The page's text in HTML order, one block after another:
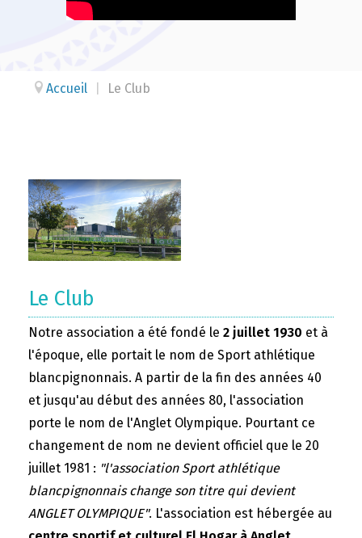
Accueil Le Club
Le Club
Notre association a été fondé le 2 juillet 1930 et à
l'époque, elle portait le nom de Sport athlétique
blancpignonnais. A partir de la fin des années 40
et jusqu'au début des années 80, l'association
porte le nom de l'Anglet Olympique. Pourtant ce
changement de nom ne devient officiel que le 20
juillet 1981 : "l'association Sport athlétique
blancpignonnais change son titre qui devient
ANGLET OLYMPIQUE". L'association est hébergée au